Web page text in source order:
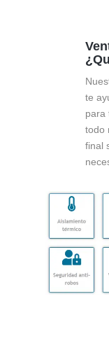
te
para
todo
final